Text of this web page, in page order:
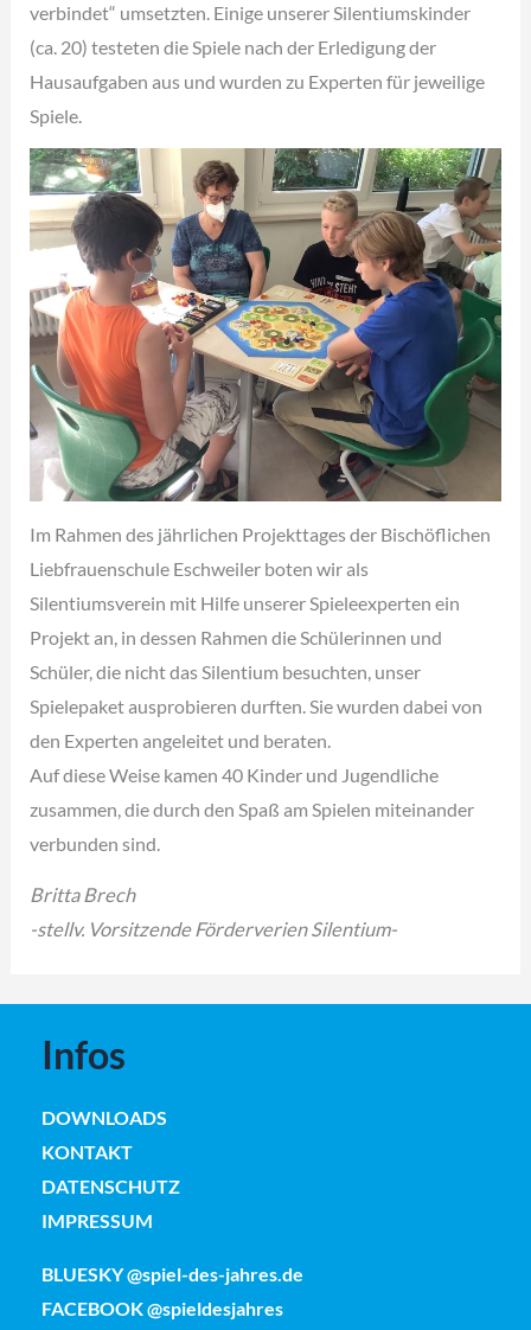
verbindet“ umsetzten. Einige unserer Silentiumskinder
(ca. 20) testeten die Spiele nach der Erledigung der
Hausaufgaben aus und wurden zu Experten für jeweilige
Spiele.
Im Rahmen des jährlichen Projekttages der Bischöflichen
Liebfrauenschule Eschweiler boten wir als
Silentiumsverein mit Hilfe unserer Spieleexperten ein
Projekt an, in dessen Rahmen die Schülerinnen und
Schüler, die nicht das Silentium besuchten, unser
Spielepaket ausprobieren durften. Sie wurden dabei von
den Experten angeleitet und beraten.
Auf diese Weise kamen 40 Kinder und Jugendliche
zusammen, die durch den Spaß am Spielen miteinander
verbunden sind.
Britta Brech
-stellv. Vorsitzende Förderverien Silentium-
Infos
DOWNLOADS
KONTAKT
DATENSCHUTZ
IMPRESSUM
BLUESKY @spiel-des-jahres.de
FACEBOOK @spieldesjahres